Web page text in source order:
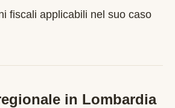
fiscali applicabili nel suo caso
in Lombardia